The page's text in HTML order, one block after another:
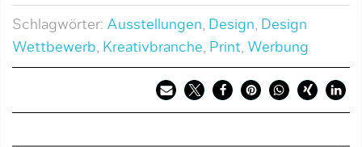
Schlagwörter: Ausstellungen, Design, Design
Wettbewerb, Kreativbranche, Print, Werbung